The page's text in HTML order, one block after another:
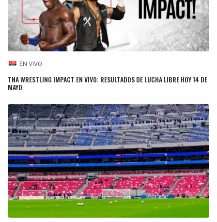
EN VIVO
TNA WRESTLING IMPACT EN VIVO: RESULTADOS DE LUCHA LIBRE HOY 14 DE
MAYO